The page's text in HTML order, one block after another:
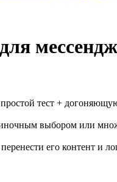
тест +
выбором или
его контент и